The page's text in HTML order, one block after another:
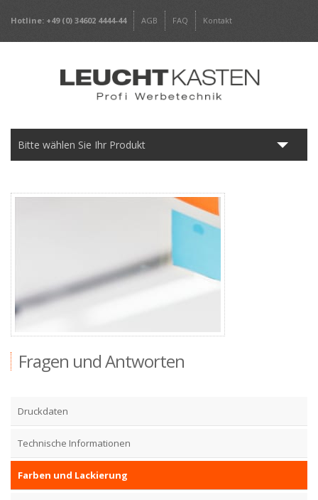
Hotline: +49 (0) 34602 4444-44 AGB FAQ Kontakt
Bitte wählen Sie Ihr Produkt
Werbeschilder
Digitaldrucke
Zubehör
Fragen und Antworten
Druckdaten
Technische Informationen
Farben und Lackierung